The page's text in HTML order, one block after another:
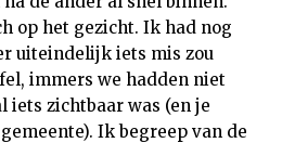
op het gezicht. Ik had nog
uiteindelijk iets mis zou
immers we hadden niet
iets zichtbaar was (en je
Ik begreep van de